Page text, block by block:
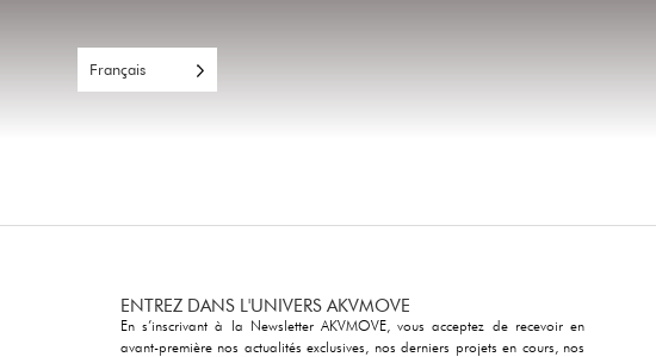
Français
ENTREZ DANS L'UNIVERS AKVMOVE
En s’inscrivant à la Newsletter AKVMOVE, vous acceptez de recevoir en
avant-première nos actualités exclusives, nos derniers projets en cours, nos